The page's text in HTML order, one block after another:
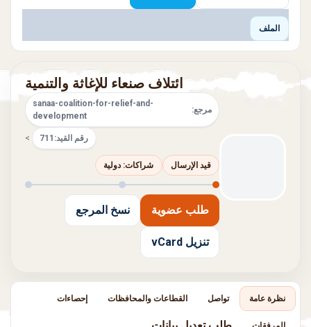
الملف
ائتلاف صنعاء للإغاثة والتنمية
مرجع:
sanaa-coalition-for-relief-and-
development
رقم القيد: 711
>
قيد الإرسال شراكات: دولية
طلب عضوية نسخ المرجع
تنزيل vCard
نظرة عامة تواصل القطاعات والمحافظات إحصاءات